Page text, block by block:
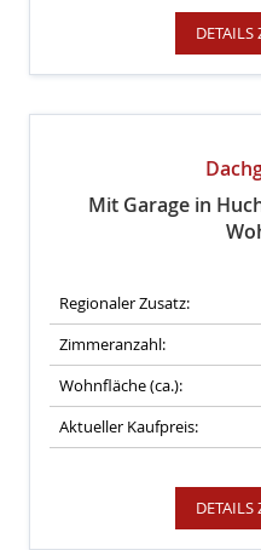
DETAILS
Mit Garage in
Regionaler Zusatz:
Zimmeranzahl:
Wohnfläche (ca.):
Aktueller Kaufpreis:
DETAILS